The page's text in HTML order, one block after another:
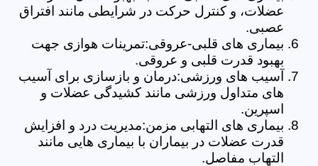
عضلات، و کنترل حرکت در شرایطی مانند افتراق
عصبی.
بیماری های قلبی-عروقی:تمرینات هوازی جهت
بهبود قدرت قلبی و عروقی.
آسیب های ورزشی:درمان و بازسازی برای آسیب
های متداول ورزشی مانند کشیدگی عضلات و
اسپرین.
بیماری های التهابی مزمن:مدیریت درد و افزایش
قدرت عضلات در بیماران با بیماری هایی مانند
التهاب مفاصل.